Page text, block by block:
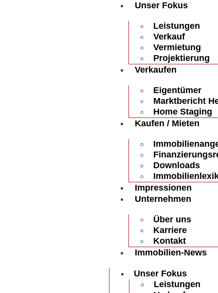
Unser Fokus
Leistungen
Verkauf
Vermietung
Projektierung
Verkaufen
Eigentümer
Marktbericht
Home Staging
Kaufen / Mieten
Downloads
Impressionen
Unternehmen
Über uns
Karriere
Kontakt
Immobilien-News
Unser Fokus
Leistungen